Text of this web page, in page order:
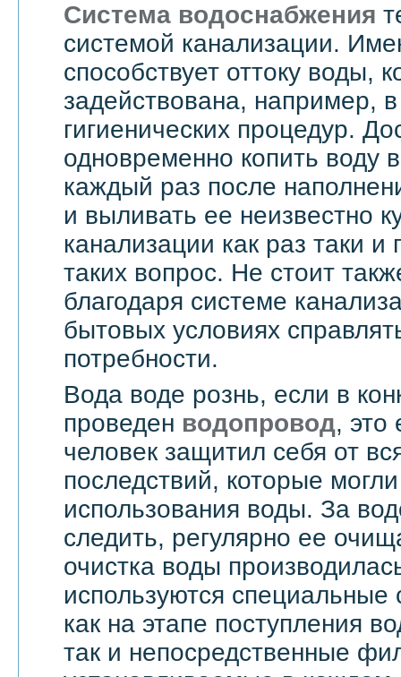
Система водоснабжения
системой канализации.
способствует оттоку воды,
задействована, например,
гигиенических процедур.
одновременно копить воду
каждый раз после
и выливать ее неизвестно
канализации как раз таки и
таких вопрос. Не стоит
благодаря системе
бытовых условиях
потребности.
Вода воде рознь, если в
проведен водопровод, это
человек защитил себя от
последствий, которые
использования воды. За
следить, регулярно ее
очистка воды
используются
как на этапе поступления
так и непосредственные